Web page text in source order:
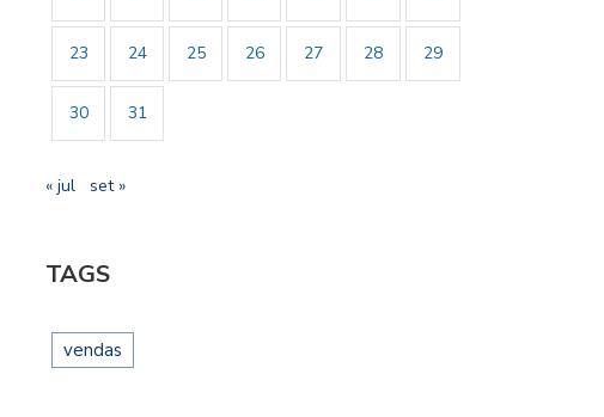
23 24 25 26 27 28 29
30 31
« jul set »
TAGS
vendas